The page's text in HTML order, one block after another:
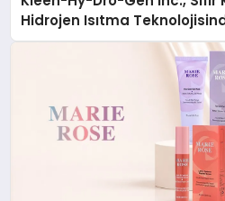
Hidrojen Isıtma
Düzenleyici Onaylarını Aldı